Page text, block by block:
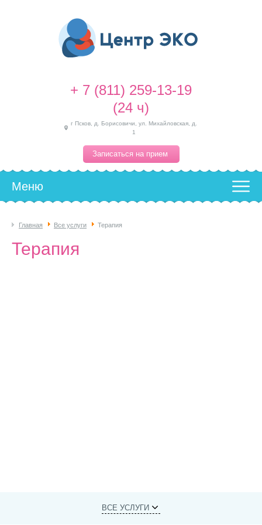
+ 7 (811) 259-13-19
(24 ч)
г Псков, д. Борисовичи, ул. Михайловская, д.
1
Записаться на прием
Меню
Главная Все услуги Терапия
Терапия
ВСЕ УСЛУГИ